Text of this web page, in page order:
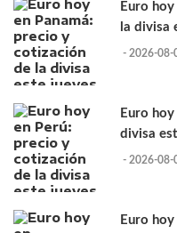
Euro
la divisa
- 2026-08-
Euro
divisa
- 2026-08-
Euro